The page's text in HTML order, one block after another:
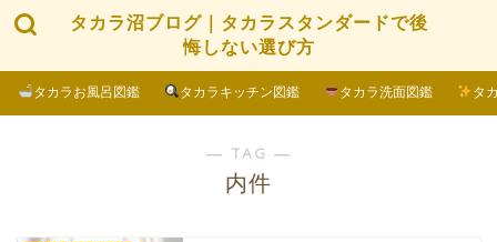
タカラ沼ブログ｜タカラスタンダードで後
悔しない選び方
タカラお風呂図鑑 タカラキッチン図鑑 タカラ洗面図鑑 タ
― TAG ―
内件